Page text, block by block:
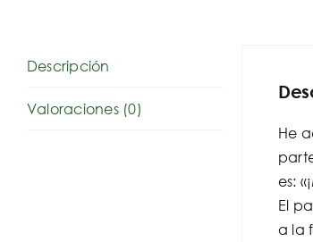
Descripción
Valoraciones (0)
He
es:
El
a la